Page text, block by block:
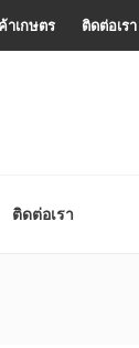
าเกษตร ติดต่อเรา
ติดต่อเรา